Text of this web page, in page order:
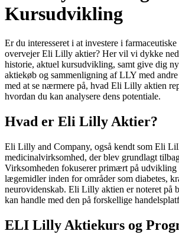
Kursudvikling
Er du interesseret i at investere i
overvejer Eli Lilly aktier? Her vil vi dykke
historie, aktuel kursudvikling, samt give dig
aktiekøb og sammenligning af LLY med
med at se nærmere på, hvad Eli Lilly aktien
hvordan du kan analysere dens potentiale.
Hvad er Eli Lilly Aktier?
Eli Lilly and Company, også kendt som Eli
medicinalvirksomhed, der blev grundlagt
Virksomheden fokuserer primært på
lægemidler inden for områder som diabetes,
neurovidenskab. Eli Lilly aktien er noteret på
kan handle med den på forskellige
ELI Lilly Aktiekurs og